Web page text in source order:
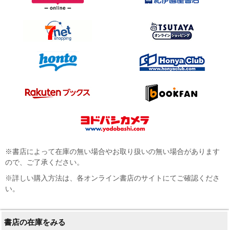
※書店によって在庫の無い場合やお取り扱いの無い場合があります
ので、ご了承ください。
※詳しい購入方法は、各オンライン書店のサイトにてご確認くださ
い。
書店の在庫をみる